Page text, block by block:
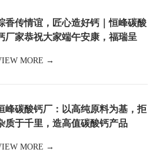
香传情谊，匠心造好钙｜恒峰碳酸
厂家恭祝大家端午安康，福瑞呈
MORE →
峰碳酸钙厂：以高纯原料为基，拒
质于千里，造高值碳酸钙产品
MORE →